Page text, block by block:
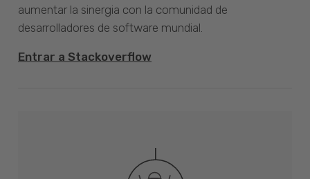
aumentar la sinergia con la comunidad de
desarrolladores de software mundial.
Entrar a Stackoverflow